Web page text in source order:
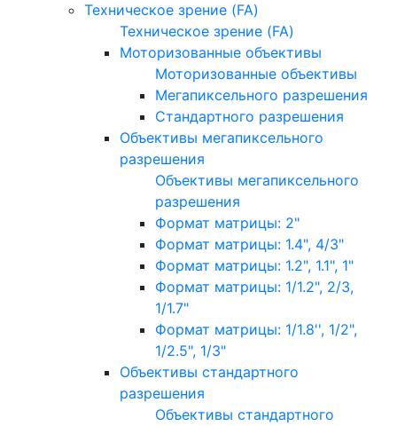
Техническое зрение (FA)
Техническое зрение (FA)
Моторизованные объективы
Моторизованные объективы
Мегапиксельного разрешения
Стандартного разрешения
Объективы мегапиксельного
разрешения
Объективы мегапиксельного
разрешения
Формат матрицы: 2"
Формат матрицы: 1.4", 4/3"
Формат матрицы: 1.2", 1.1", 1"
Формат матрицы: 1/1.2", 2/3,
1/1.7"
Формат матрицы: 1/1.8'', 1/2",
1/2.5", 1/3"
Объективы стандартного
разрешения
Объективы стандартного